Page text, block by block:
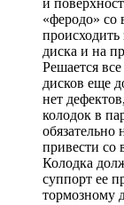
«феродо» со
диска и на
Решается
дисков еще
нет
колодок в
обязательно
привести со
Колодка
суппорт ее
тормозному